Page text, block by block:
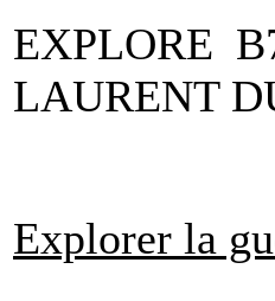
EXPLORE
LAURENT
Explorer la